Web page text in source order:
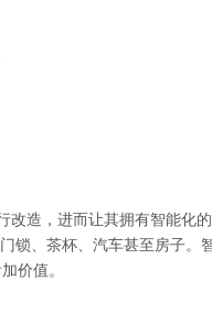
改造，进而让其拥有智能化
锁、茶杯、汽车甚至房子
价值。